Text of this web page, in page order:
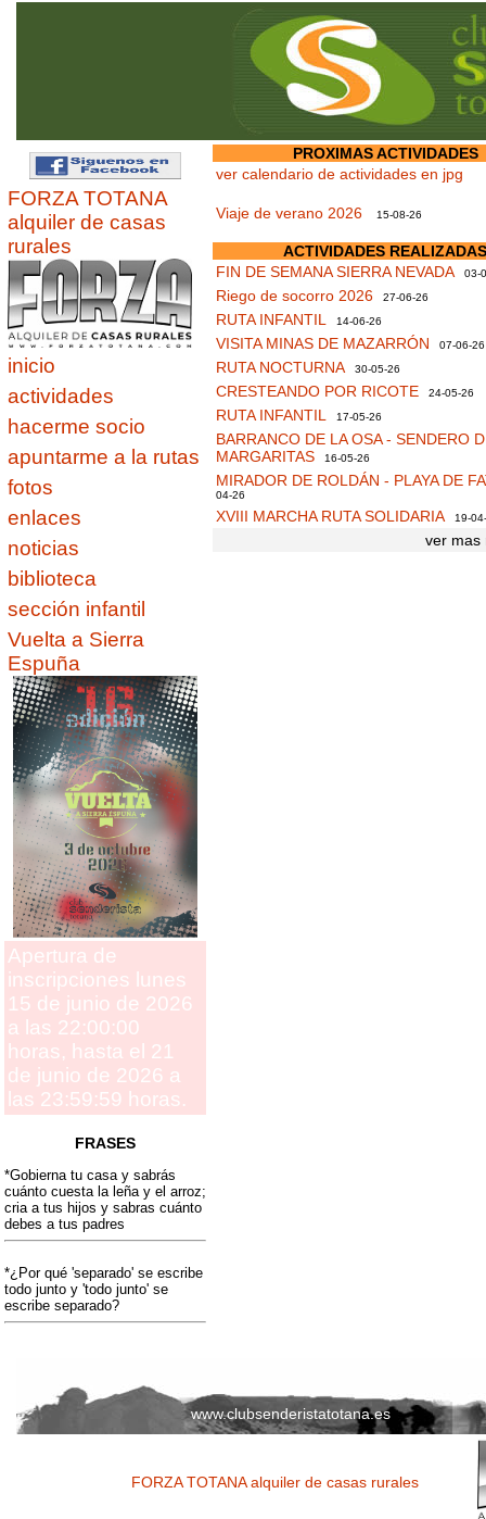
FORZA TOTANA
alquiler de casas
rurales
inicio
actividades
hacerme socio
apuntarme a la rutas
fotos
enlaces
noticias
biblioteca
sección infantil
Vuelta a Sierra
Espuña
Apertura de
inscripciones lunes
15 de junio de 2026
a las 22:00:00
horas, hasta el 21
de junio de 2026 a
las 23:59:59 horas.
FRASES
*Gobierna tu casa y sabrás
cuánto cuesta la leña y el arroz;
cria a tus hijos y sabras cuánto
debes a tus padres
*¿Por qué 'separado' se escribe
todo junto y 'todo junto' se
escribe separado?
PROXIMAS ACTIVIDADES
ver calendario de actividades en jpg
Viaje de verano 2026 15-08-26
ACTIVIDADES REALIZADAS
FIN DE SEMANA SIERRA NEVADA 03-
Riego de socorro 2026 27-06-26
RUTA INFANTIL 14-06-26
VISITA MINAS DE MAZARRÓN 07-06-26
RUTA NOCTURNA 30-05-26
CRESTEANDO POR RICOTE 24-05-26
RUTA INFANTIL 17-05-26
BARRANCO DE LA OSA - SENDERO
MARGARITAS 16-05-26
MIRADOR DE ROLDÁN - PLAYA DE
04-26
XVIII MARCHA RUTA SOLIDARIA 19-
ver mas
www.clubsenderistatotana.es
FORZA TOTANA alquiler de casas rurales